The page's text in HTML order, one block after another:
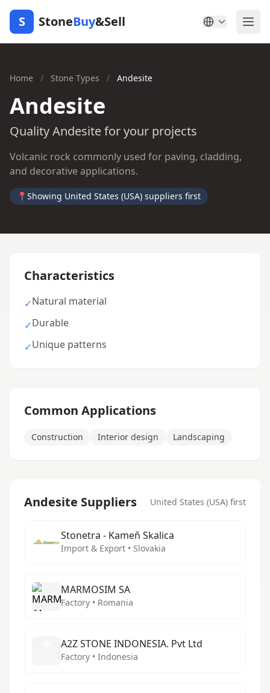
S StoneBuy&Sell
Home / Stone Types / Andesite
Andesite
Quality Andesite for your projects
Volcanic rock commonly used for paving, cladding,
and decorative applications.
📍 Showing United States (USA) suppliers first
Characteristics
✓Natural material
✓Durable
✓Unique patterns
Common Applications
Construction Interior design Landscaping
Andesite Suppliers United States (USA) first
Stonetra - Kameň Skalica
Import & Export • Slovakia
MARMOSIM SA
Factory • Romania
A2Z STONE INDONESIA. Pvt Ltd
Factory • Indonesia